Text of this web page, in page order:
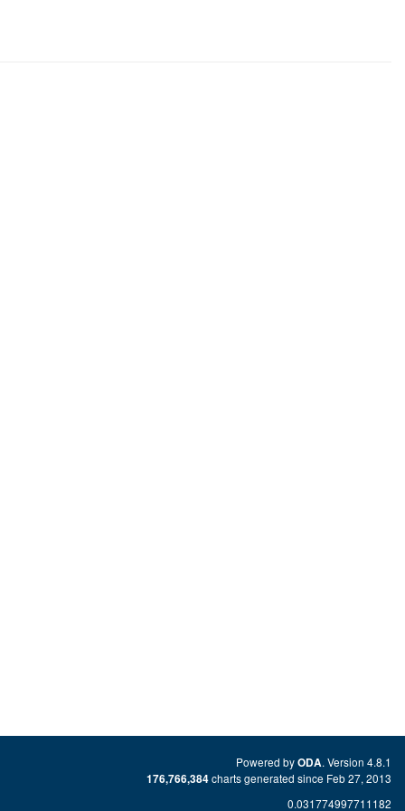
Powered byODA. Version 4.8.1
176,766,384charts generated since Feb 27, 2013
0.031774997711182